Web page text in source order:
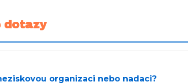
dotazy
organizaci nebo nadaci?